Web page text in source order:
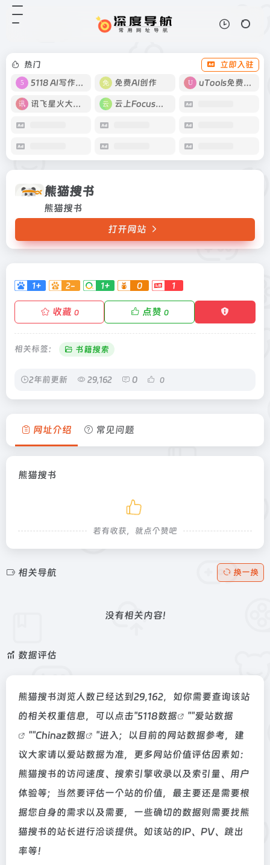
热门
立即入驻
5118 AI写作工具
免费AI创作 uTools免费工具箱
讯飞星火大模型 云上Focus接码
熊猫搜书
熊猫搜书
打开网站
1+ 2- 1+ 0 1
收藏 0 点赞 0
相关标签： 书籍搜索
2年前更新 29,162 0 0
网址介绍 常见问题
熊猫搜书
若有收获，就点个赞吧
相关导航 换一换
没有相关内容!
数据评估
熊猫搜书浏览人数已经达到29,162，如你需要查询该站
的相关权重信息，可以点击"5118数据 ""爱站数据
""Chinaz数据
"进入；以目前的网站数据参考，建
议大家请以爱站数据为准，更多网站价值评估因素如：
熊猫搜书的访问速度、搜索引擎收录以及索引量、用户
体验等；当然要评估一个站的价值，最主要还是需要根
据您自身的需求以及需要，一些确切的数据则需要找熊
猫搜书的站长进行洽谈提供。如该站的IP、PV、跳出
率等！